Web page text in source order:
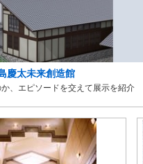
慶太未来創造館
、エピソードを交えて展示を紹介